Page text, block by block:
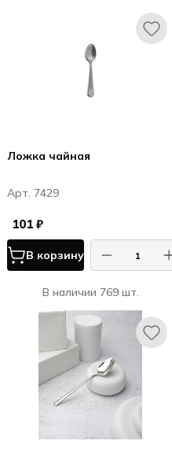
Ложка чайная
Арт. 7429
101 ₽
В корзину
В наличии 769 шт.